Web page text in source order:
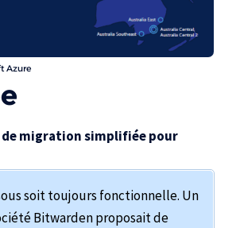
Azure
de migration simplifiée pour
soit toujours fonctionnelle. Un
Bitwarden proposait de